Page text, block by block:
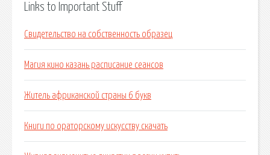
Links to Important Stuff
Свидетельство на собственность образец
Магия кино казань расписание сеансов
Житель африканской страны 6 букв
Книги по ораторскому искусству скачать